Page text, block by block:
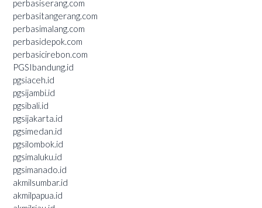
perbasiserang.com
perbasitangerang.com
perbasimalang.com
perbasidepok.com
perbasicirebon.com
PGSIbandung.id
pgsiaceh.id
pgsijambi.id
pgsibali.id
pgsijakarta.id
pgsimedan.id
pgsilombok.id
pgsimaluku.id
pgsimanado.id
akmilsumbar.id
akmilpapua.id